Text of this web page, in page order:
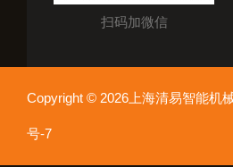
扫码加微信
Copyright © 2026上海清易智能
号-7